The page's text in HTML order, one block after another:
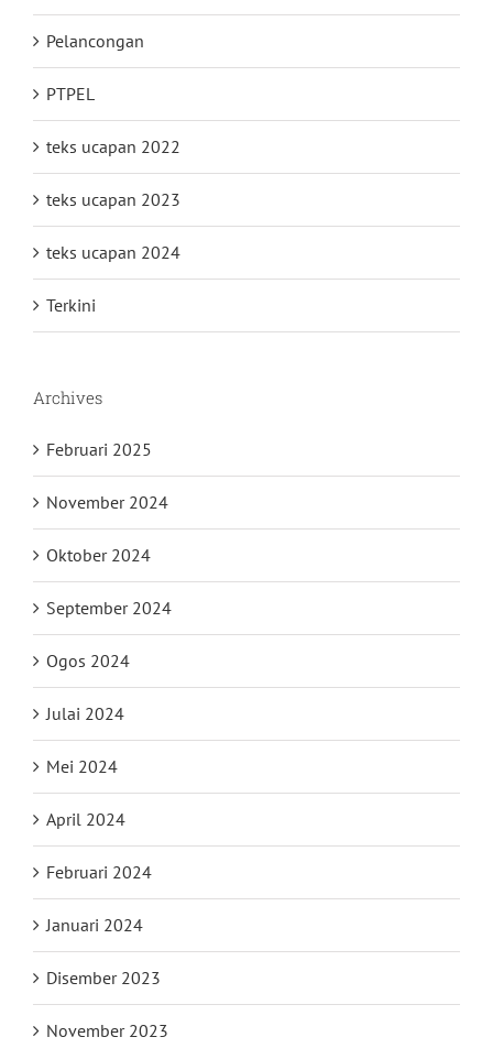
Pelancongan
PTPEL
teks ucapan 2022
teks ucapan 2023
teks ucapan 2024
Terkini
Archives
Februari 2025
November 2024
Oktober 2024
September 2024
Ogos 2024
Julai 2024
Mei 2024
April 2024
Februari 2024
Januari 2024
Disember 2023
November 2023